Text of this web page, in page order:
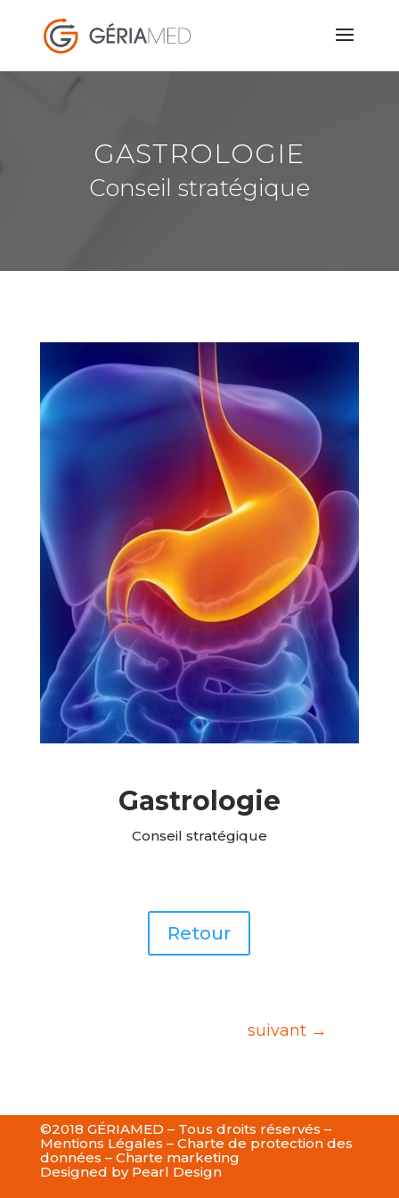
GASTROLOGIE
Conseil stratégique
Gastrologie
Conseil stratégique
Retour
suivant →
©2018 GÉRIAMED – Tous droits réservés –
Mentions Légales – Charte de protection des
données – Charte marketing
Designed by Pearl Design